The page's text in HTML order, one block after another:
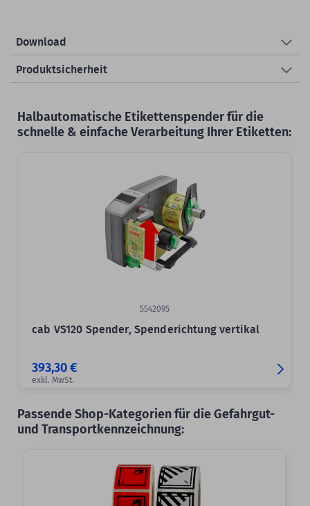
Download
Produktsicherheit
Halbautomatische Etikettenspender für die
schnelle & einfache Verarbeitung Ihrer Etiketten:
cab VS120 Spender, Spenderichtung vertikal
5542095
393,30 €
exkl. MwSt.
Passende Shop-Kategorien für die Gefahrgut-
und Transportkennzeichnung: